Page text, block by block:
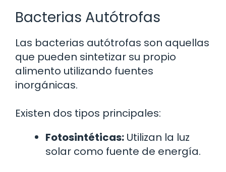
Bacterias Autótrofas
Las bacterias autótrofas son aquellas
que pueden sintetizar su propio
alimento utilizando fuentes
inorgánicas.
Existen dos tipos principales:
Fotosintéticas: Utilizan la luz
solar como fuente de energía.